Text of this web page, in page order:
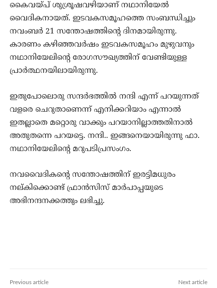
കൈവയ്പ് ശുശ്രൂഷവഴിയാണ് നഥാനിയേല്‍
വൈദികനായത്. ഇടവകസമൂഹത്തെ സംബന്ധിച്ചും
നവംബര്‍ 21 സന്തോഷത്തിന്റെ ദിനമായിരുന്നു.
കാരണം കഴിഞ്ഞവര്‍ഷം ഇടവകസമൂഹം മുഴുവനും
നഥാനിയേലിന്റെ രോഗസൗഖ്യത്തിന് വേണ്ടിയുള്ള
പ്രാര്‍ത്ഥനയിലായിരുന്നു.
ഇതുപോലൊരു സന്ദര്‍ഭത്തില്‍ നന്ദി എന്ന് പറയുന്നത്
വളരെ ചെറുതാണെന്ന് എനിക്കറിയാം എന്നാല്‍
ഇതല്ലാതെ മറ്റൊരു വാക്കും പറയാനില്ലാത്തതിനാല്‍
അതുതന്നെ പറയട്ടെ. നന്ദി.. ഇങ്ങനെയായിരുന്നു ഫാ.
നഥാനിയേലിന്റെ മറുപടിപ്രസംഗം.
നവവൈദികന്റെ സന്തോഷത്തിന് ഇരട്ടിമധുരം
നല്കിക്കൊണ്ട് ഫ്രാന്‍സിസ് മാര്‍പാപ്പയുടെ
അഭിനന്ദനക്കത്തും ലഭിച്ചു.
Previous article Next article